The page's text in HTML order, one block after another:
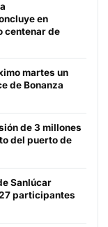
en
centenar de
martes un
de Bonanza
de 3 millones
del puerto de
Sanlúcar
participantes